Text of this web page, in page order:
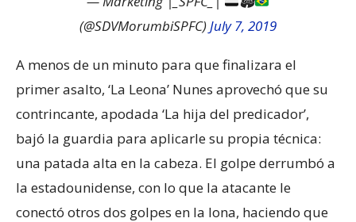
(@SDVMorumbiSPFC)July 7, 2019
A menos de un minuto para que finalizara el
primer asalto, ‘La Leona’ Nunes aprovechó que su
contrincante, apodada ‘La hija del predicador’,
bajó la guardia para aplicarle su propia técnica:
una patada alta en la cabeza. El golpe derrumbó a
la estadounidense, con lo que la atacante le
conectó otros dos golpes en la lona, haciendo que